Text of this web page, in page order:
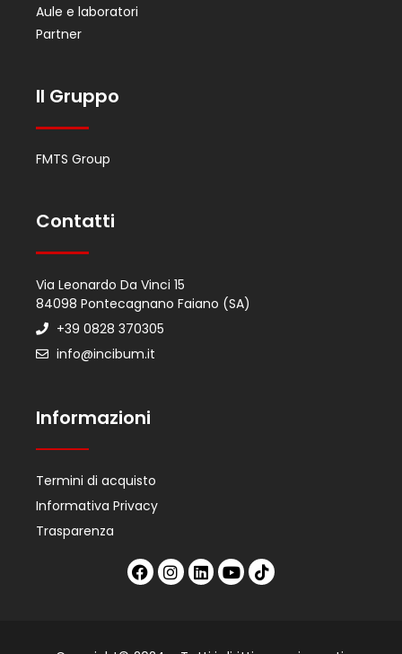
Aule e laboratori
Partner
Il Gruppo
FMTS Group
Contatti
Via Leonardo Da Vinci 15
84098 Pontecagnano Faiano (SA)
+39 0828 370305
info@incibum.it
Informazioni
Termini di acquisto
Informativa Privacy
Trasparenza